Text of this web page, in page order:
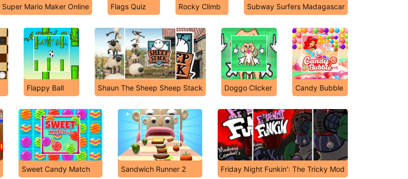
Super Mario Maker Online Flags Quiz Rocky Climb Subway Surfers Madagascar
Flappy Ball Shaun The Sheep Sheep Stack Doggo Clicker Candy Bubble
Sweet Candy Match Sandwich Runner 2 Friday Night Funkin': The Tricky Mod